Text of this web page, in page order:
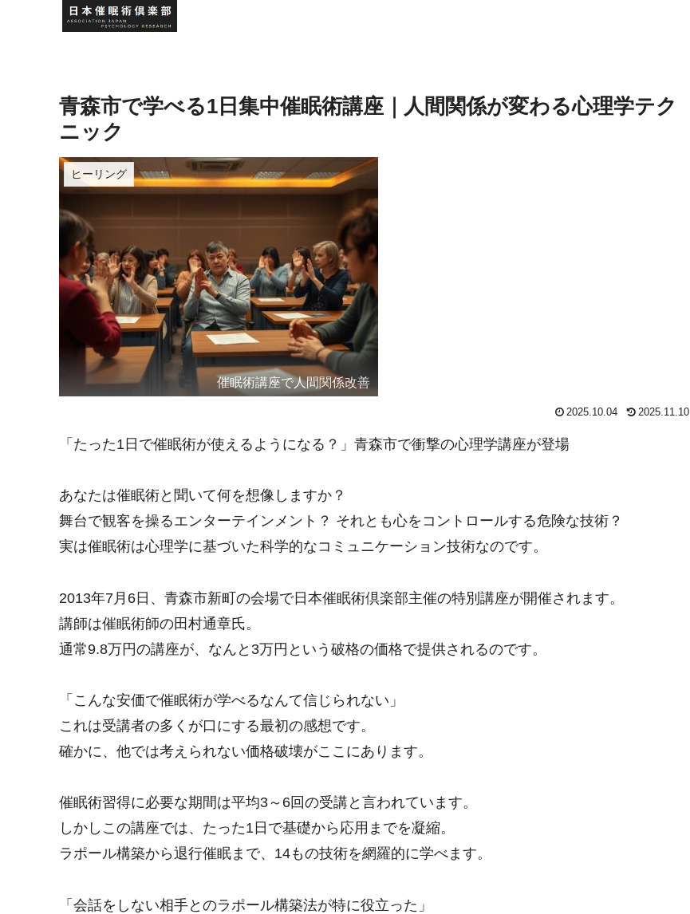
青森市で学べる1日集中催眠術講座｜人間関係が変わる心理学テク
ニック
ヒーリング
催眠術講座で人間関係改善
2025.10.04 2025.11.10
「たった1日で催眠術が使えるようになる？」青森市で衝撃の心理学講座が登場
あなたは催眠術と聞いて何を想像しますか？
舞台で観客を操るエンターテインメント？ それとも心をコントロールする危険な技術？
実は催眠術は心理学に基づいた科学的なコミュニケーション技術なのです。
2013年7月6日、青森市新町の会場で日本催眠術倶楽部主催の特別講座が開催されます。
講師は催眠術師の田村通章氏。
通常9.8万円の講座が、なんと3万円という破格の価格で提供されるのです。
「こんな安価で催眠術が学べるなんて信じられない」
これは受講者の多くが口にする最初の感想です。
確かに、他では考えられない価格破壊がここにあります。
催眠術習得に必要な期間は平均3～6回の受講と言われています。
しかしこの講座では、たった1日で基礎から応用までを凝縮。
ラポール構築から退行催眠まで、14もの技術を網羅的に学べます。
「会話をしない相手とのラポール構築法が特に役立った」